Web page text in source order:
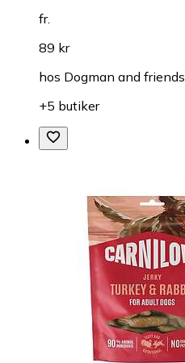
fr.
89 kr
hos Dogman and friends
+5 butiker